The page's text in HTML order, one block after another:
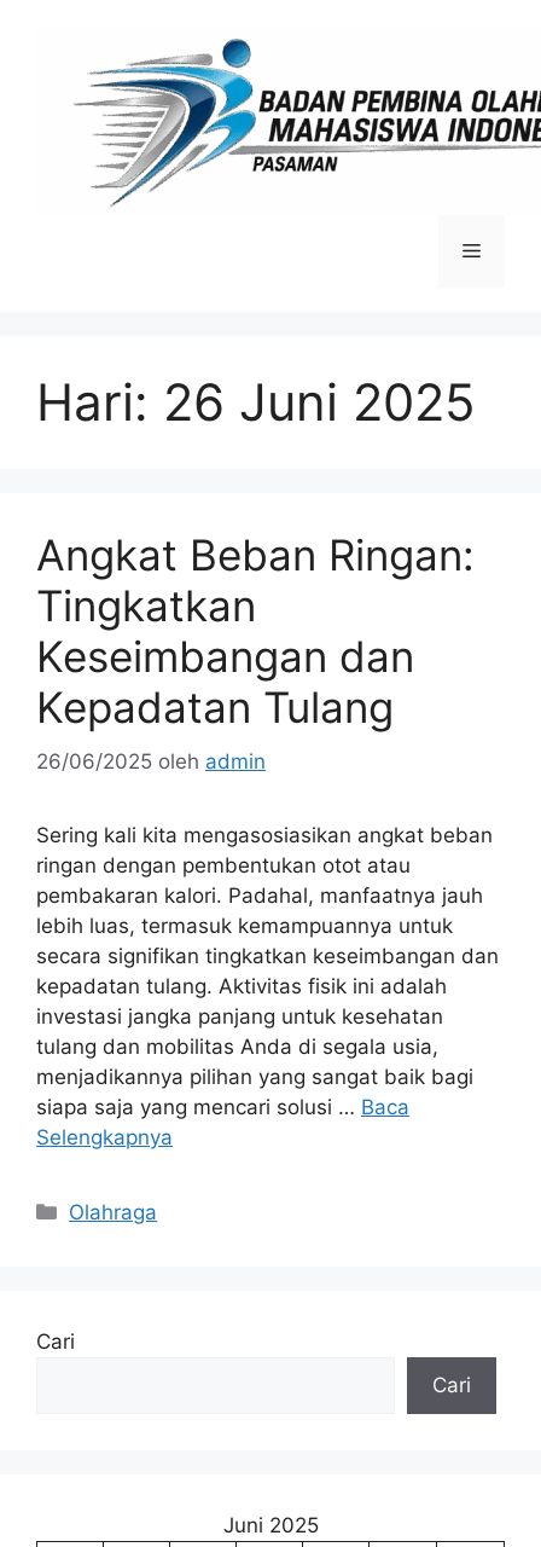
Menu
Hari: 26 Juni 2025
Angkat Beban Ringan:
Tingkatkan
Keseimbangan dan
Kepadatan Tulang
26/06/2025 oleh admin
Sering kali kita mengasosiasikan angkat beban
ringan dengan pembentukan otot atau
pembakaran kalori. Padahal, manfaatnya jauh
lebih luas, termasuk kemampuannya untuk
secara signifikan tingkatkan keseimbangan dan
kepadatan tulang. Aktivitas fisik ini adalah
investasi jangka panjang untuk kesehatan
tulang dan mobilitas Anda di segala usia,
menjadikannya pilihan yang sangat baik bagi
siapa saja yang mencari solusi … Baca
Selengkapnya
Kategori
Olahraga
Cari
Cari
Juni 2025